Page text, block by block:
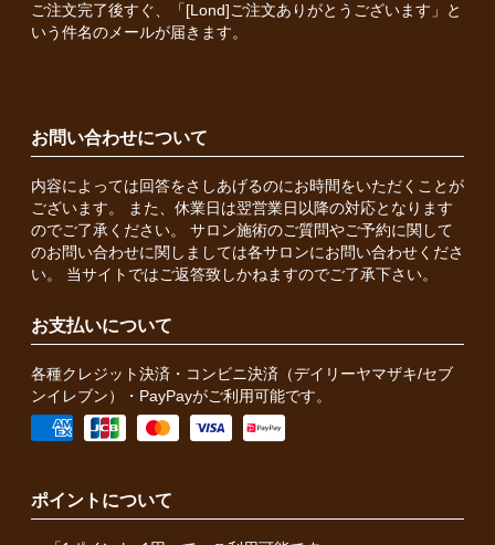
ご注文完了後すぐ、「[Lond]ご注文ありがとうございます」と
いう件名のメールが届きます。
お問い合わせについて
内容によっては回答をさしあげるのにお時間をいただくことが
ございます。 また、休業日は翌営業日以降の対応となります
のでご了承ください。 サロン施術のご質問やご予約に関して
のお問い合わせに関しましては各サロンにお問い合わせくださ
い。 当サイトではご返答致しかねますのでご了承下さい。
お支払いについて
各種クレジット決済・コンビニ決済（デイリーヤマザキ/セブ
ンイレブン）・PayPayがご利用可能です。
ポイントについて